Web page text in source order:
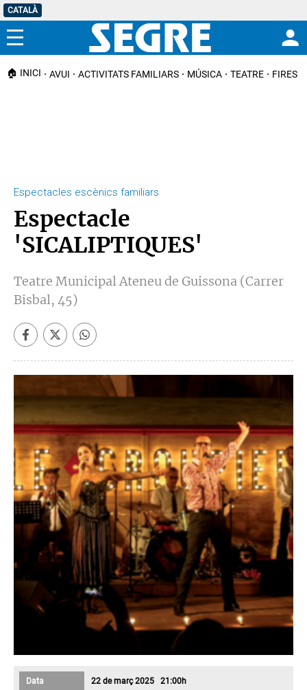
CATALÀ
Menú
🏠 INICI AVUI ACTIVITATS FAMILIARS MÚSICA TEATRE FIRES I
Espectacles escènics familiars
Espectacle
'SICALIPTIQUES'
Teatre Municipal Ateneu de Guissona (Carrer
Bisbal, 45)
Data 22 de març 2025 21:00h